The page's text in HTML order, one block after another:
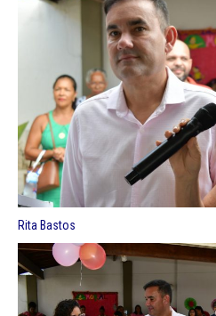
Rita Bastos